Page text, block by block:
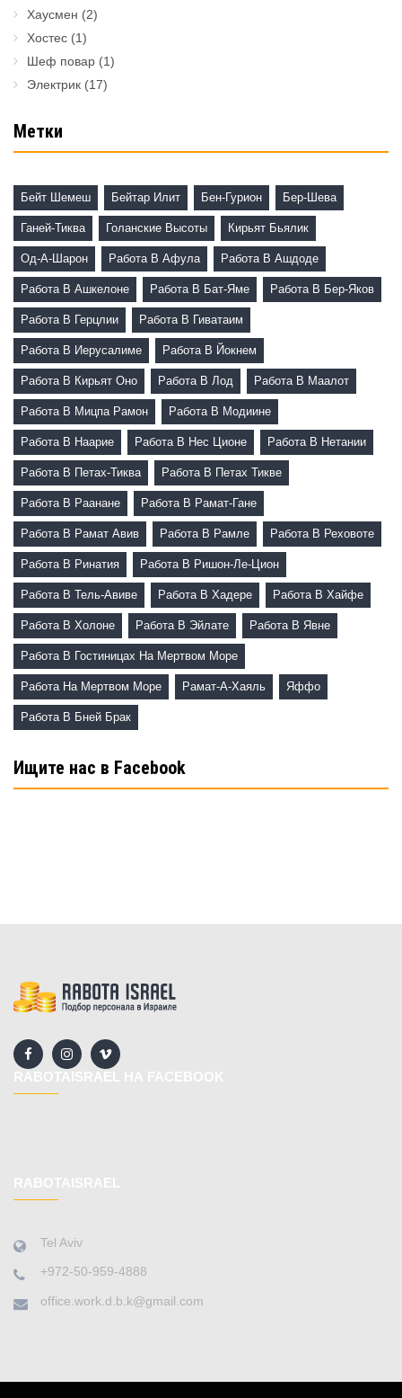
Хаусмен (2)
Хостес (1)
Шеф повар (1)
Электрик (17)
Метки
Бейт Шемеш Бейтар Илит Бен-Гурион Бер-Шева
Ганей-Тиква Голанские Высоты Кирьят Бьялик
Од-А-Шарон Работа В Афула Работа В Ашдоде
Работа В Ашкелоне Работа В Бат-Яме Работа В Бер-Яков
Работа В Герцлии Работа В Гиватаим
Работа В Иерусалиме Работа В Йокнем
Работа В Кирьят Оно Работа В Лод Работа В Маалот
Работа В Мицпа Рамон Работа В Модиине
Работа В Наарие Работа В Нес Ционе Работа В Нетании
Работа В Петах-Тиква Работа В Петах Тикве
Работа В Раанане Работа В Рамат-Гане
Работа В Рамат Авив Работа В Рамле Работа В Реховоте
Работа В Ринатия Работа В Ришон-Ле-Цион
Работа В Тель-Авиве Работа В Хадере Работа В Хайфе
Работа В Холоне Работа В Эйлате Работа В Явне
Работа В Гостиницах На Мертвом Море
Работа На Мертвом Море Рамат-А-Хаяль Яффо
Работа В Бней Брак
Ищите нас в Facebook
Tel Aviv
+972-50-959-4888
office.work.d.b.k@gmail.com